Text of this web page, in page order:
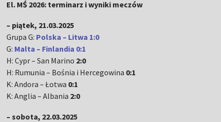
El. MŚ 2026: terminarz i wyniki meczów
– piątek, 21.03.2025
Grupa G: Polska – Litwa 1:0
G: Malta – Finlandia 0:1
H: Cypr – San Marino 2:0
H: Rumunia – Bośnia i Hercegowina 0:1
K: Andora – Łotwa 0:1
K: Anglia – Albania 2:0
– sobota, 22.03.2025